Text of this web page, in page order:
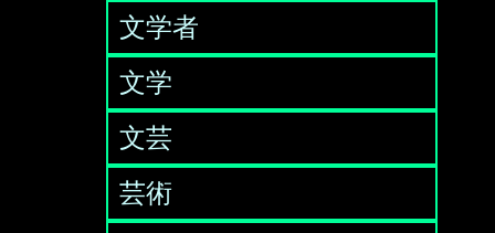
文学者
文学
文芸
芸術